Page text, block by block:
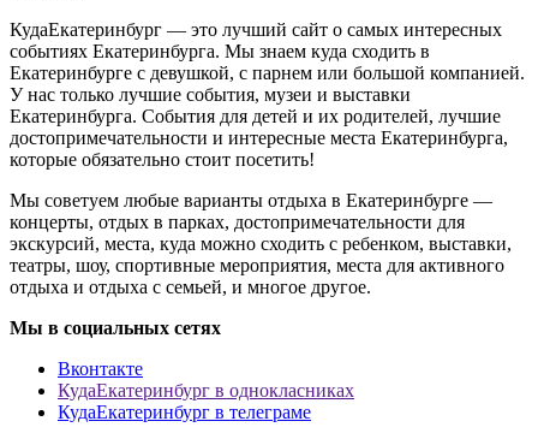
КудаЕкатеринбург — это лучший сайт о самых интересных
событиях Екатеринбурга. Мы знаем куда сходить в
Екатеринбурге с девушкой, с парнем или большой компанией.
У нас только лучшие события, музеи и выставки
Екатеринбурга. События для детей и их родителей, лучшие
достопримечательности и интересные места Екатеринбурга,
которые обязательно стоит посетить!
Мы советуем любые варианты отдыха в Екатеринбурге —
концерты, отдых в парках, достопримечательности для
экскурсий, места, куда можно сходить с ребенком, выставки,
театры, шоу, спортивные мероприятия, места для активного
отдыха и отдыха с семьей, и многое другое.
Мы в социальных сетях
Вконтакте
КудаЕкатеринбург в однокласниках
КудаЕкатеринбург в телеграме